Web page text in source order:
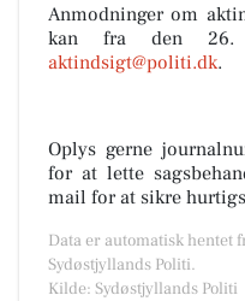
Anmodninger om
kan fra den
aktindsigt@politi.dk.
Oplys gerne
for at lette
mail for at sikre
Data er automatisk
Sydøstjyllands Politi.
Kilde: Sydøstjyllands Politi